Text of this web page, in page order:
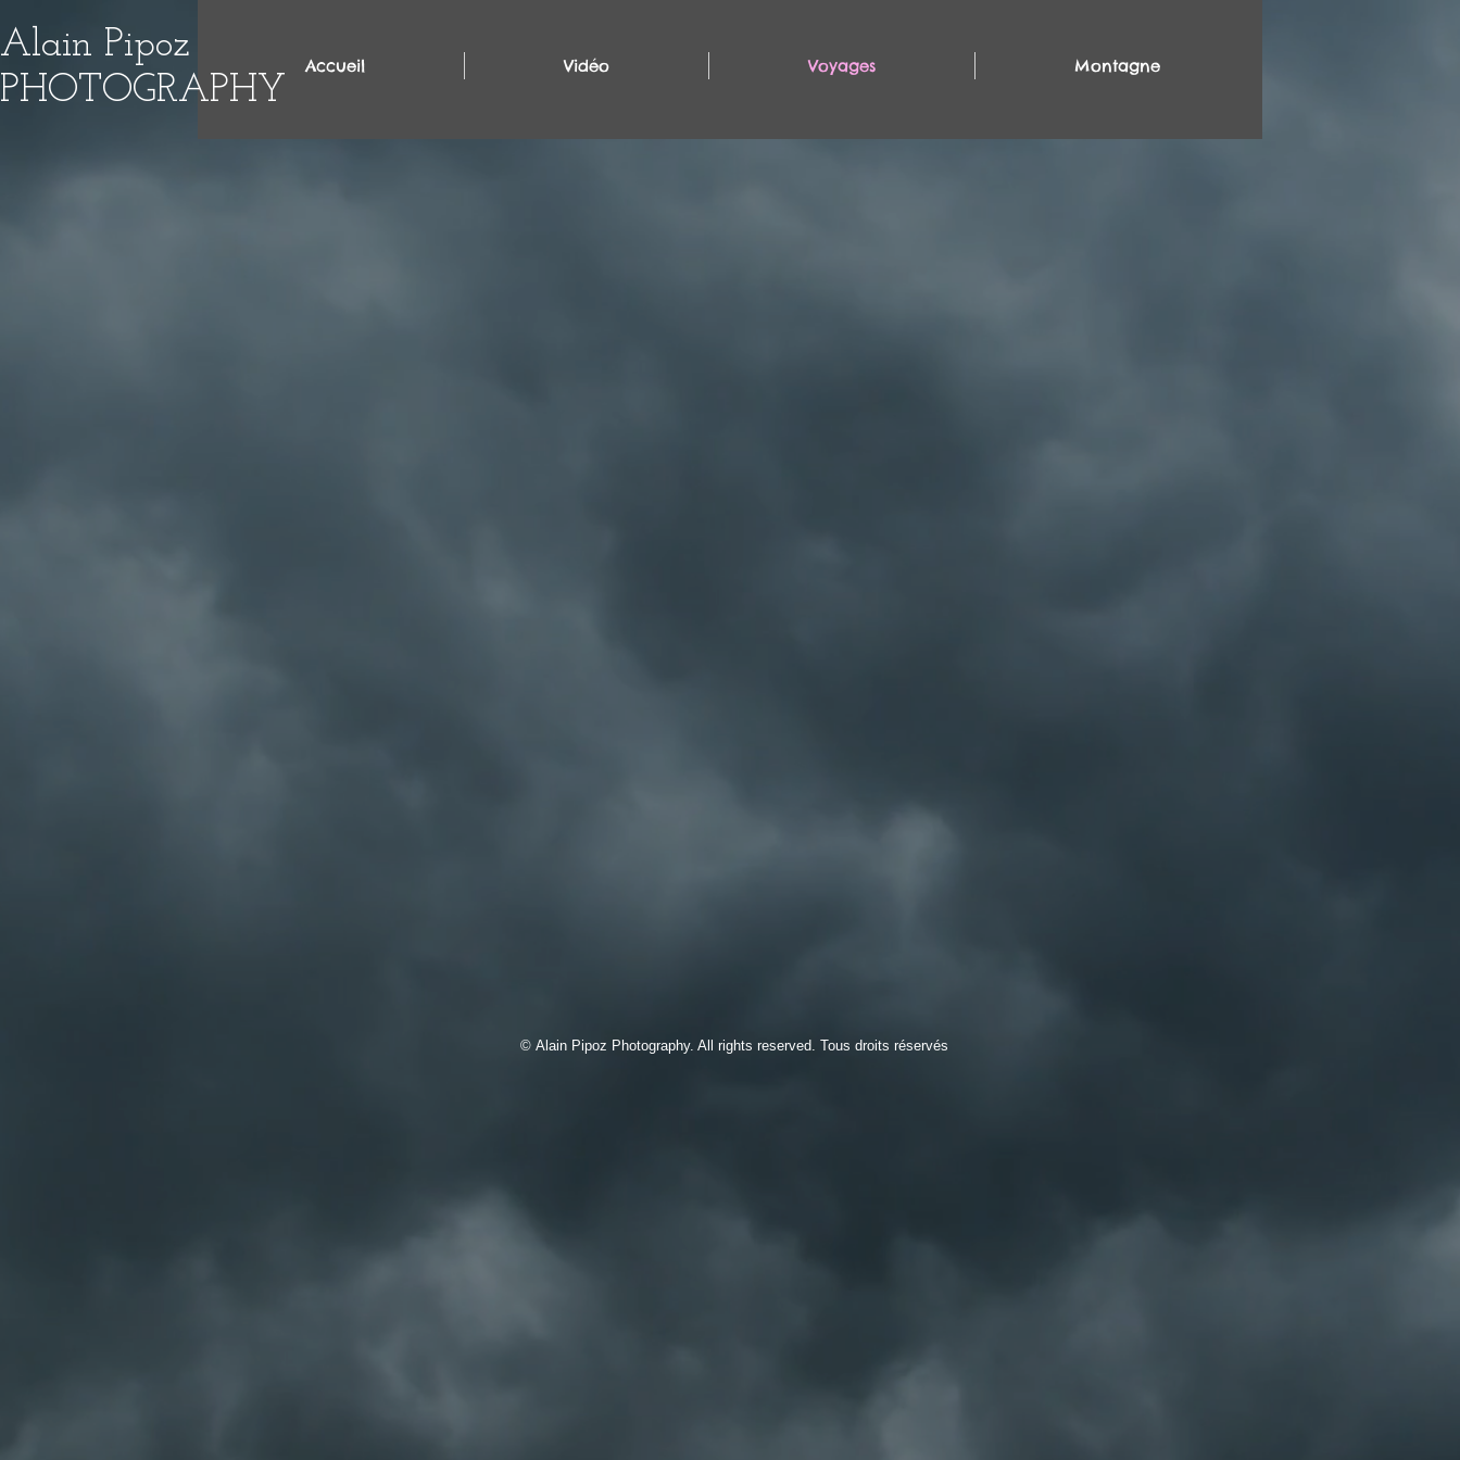
Alain Pipoz
PHOTOGRAPHY
Accueil Vidéo Voyages Montagne
© Alain Pipoz Photography. All rights reserved. Tous droits réservés